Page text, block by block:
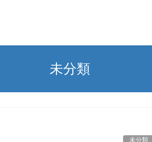
未分類
未分類